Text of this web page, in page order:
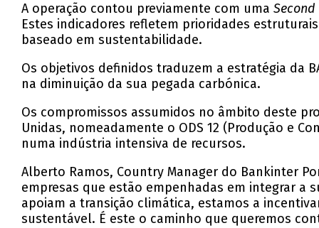
A operação contou previamente com uma
Estes indicadores refletem prioridades
baseado em sustentabilidade.
Os objetivos definidos traduzem a estratégia da
na diminuição da sua pegada carbónica.
Os compromissos assumidos no âmbito deste
Unidas, nomeadamente o ODS 12 (Produção e
numa indústria intensiva de recursos.
Alberto Ramos, Country Manager do Bankinter
empresas que estão empenhadas em integrar a
apoiam a transição climática, estamos a
sustentável. É este o caminho que queremos